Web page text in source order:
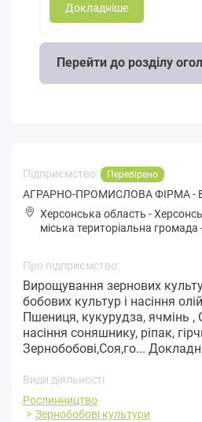
Докладніше
Перейти до розділу
Підприємство: Перевірено
АГРАРНО-ПРОМИСЛОВА ФІРМА -
Херсонська область -
міська територіальна громада
Про підприємство:
Вирощування зернових
бобових культур і насіння
Пшениця, кукурудза, ячмінь ,
насіння соняшнику, ріпак,
Зернобобові,Соя,го...
Види діяльності
Рослинництво
Зернобобові культури